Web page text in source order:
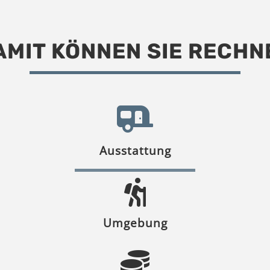
KÖNNEN SIE
Ausstattung
Umgebung